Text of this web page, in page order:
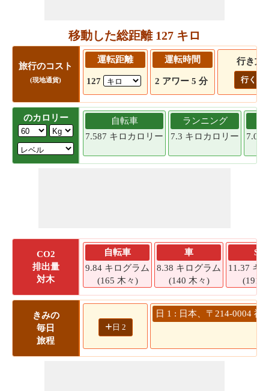
移動した総距離 127 キロ
旅行のコスト
(現地通貨)
運転距離
127
運転時間
2 アワー 5 分
行き方
行く!
のカロリー
自転車
7.587 キロカロリー
ランニング
7.3 キロカロリー
CO2
排出量
対木
自転車
9.84 キログラム
(165 木々)
車
8.38 キログラム
(140 木々)
11.37 キ
(191
きみの
毎日
旅程
+ 日 2
日 1 : 日本、〒214-0004